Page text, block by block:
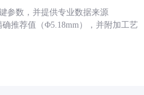
参数，并提供专业数据来源
推荐值（Φ5.18mm），并附加工艺